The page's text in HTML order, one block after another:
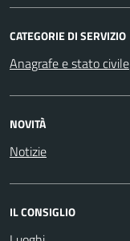
CATEGORIE DI SERVIZIO
Anagrafe e stato civile
NOVITÀ
Notizie
IL CONSIGLIO